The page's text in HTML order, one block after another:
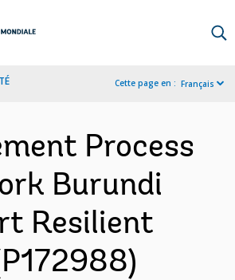
Cette page en : Français
Process
Burundi
Resilient